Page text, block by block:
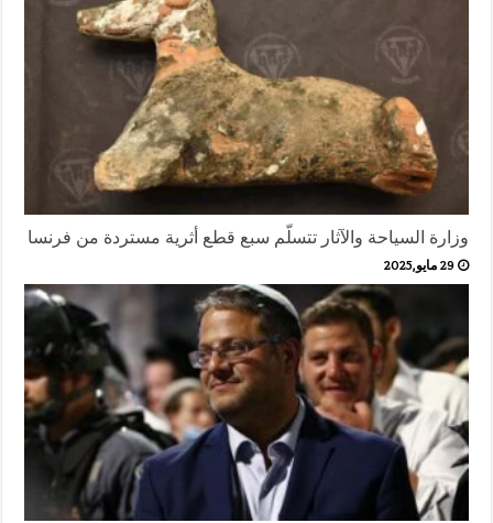
وزارة السياحة والآثار تتسلّم سبع قطع أثرية مستردة من فرنسا
29 مايو,2025